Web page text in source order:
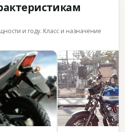
и году. Класс и назначение